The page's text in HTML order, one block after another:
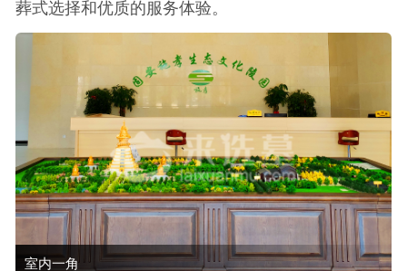
葬式选择和优质的服务体验。
室内一角